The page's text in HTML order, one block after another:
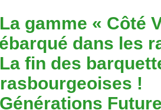
La gamme « Côté
dans les
La fin des
!
Générations